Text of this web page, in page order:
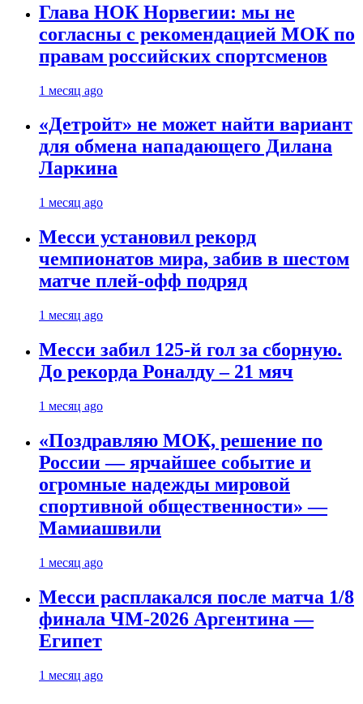
Глава НОК Норвегии: мы не
согласны с рекомендацией МОК по
правам российских спортсменов
1 месяц ago
«Детройт» не может найти вариант
для обмена нападающего Дилана
Ларкина
1 месяц ago
Месси установил рекорд
чемпионатов мира, забив в шестом
матче плей‑офф подряд
1 месяц ago
Месси забил 125-й гол за сборную.
До рекорда Роналду – 21 мяч
1 месяц ago
«Поздравляю МОК, решение по
России — ярчайшее событие и
огромные надежды мировой
спортивной общественности» —
Мамиашвили
1 месяц ago
Месси расплакался после матча 1/8
финала ЧМ-2026 Аргентина —
Египет
1 месяц ago